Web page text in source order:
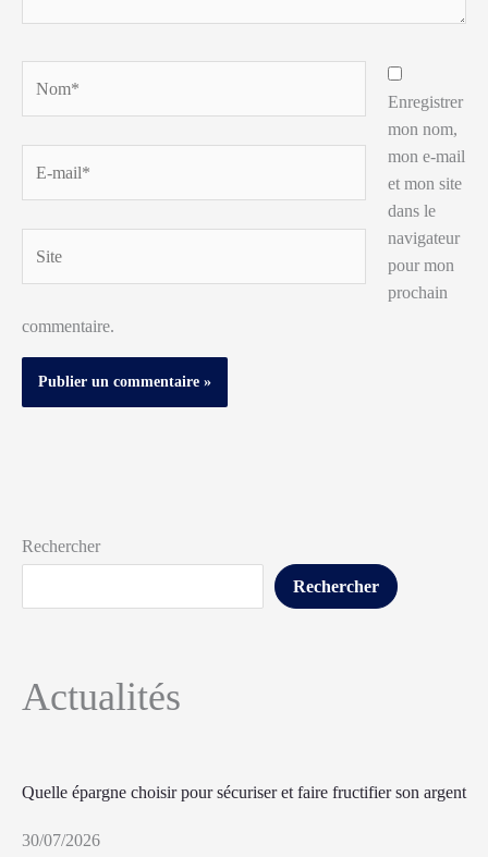
mail*
Enregistrer
mon nom,
mon e-mail
et mon site
dans le
navigateur
pour mon
prochain
commentaire.
Rechercher
Rechercher
Actualités
Quelle épargne choisir pour sécuriser et faire fructifier son argent
30/07/2026